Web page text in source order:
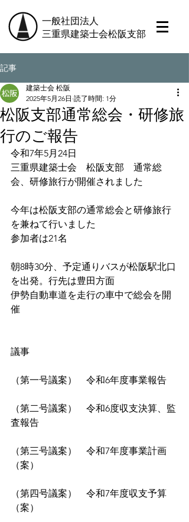
一般社団法人
三重県建築士会松阪支部
記事
松阪支部通常総会・研修旅
行のご報告
建築士会 松阪
2025年5月26日 読了時間: 1分
令和7年5月24日
三重県建築士会　松阪支部　通常総
会、研修旅行が開催されました
今年は松阪支部の通常総会と研修旅行
を兼ねて行いました
参加者は21名
朝8時30分、予定通りバスが松阪駅北口
を出発。行先は豊田方面
伊勢自動車道を走行の車中で総会を開
催
議事
（第一号議案）　令和6年度事業報告
（第二号議案）　令和6度収支決算、監
査報告
（第三号議案）　令和7年度事業計画
（案）
（第四号議案）　令和7年度収支予算
（案）